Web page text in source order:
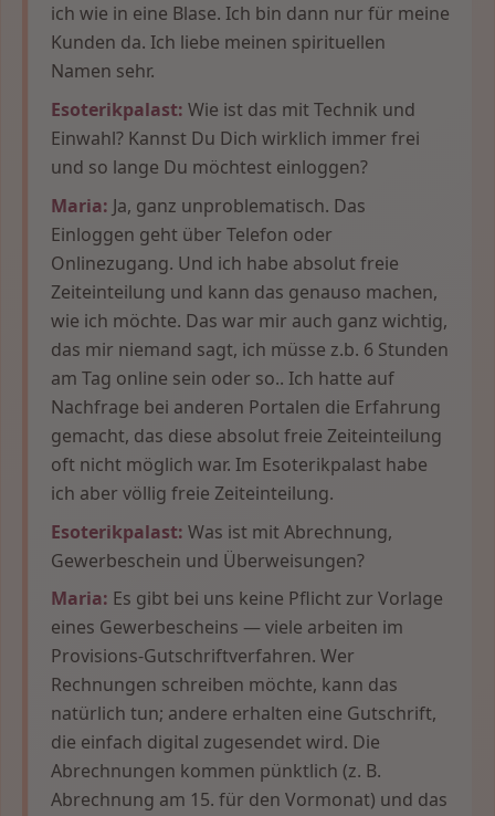
ich wie in eine Blase. Ich bin dann nur für meine
Kunden da. Ich liebe meinen spirituellen
Namen sehr.
Esoterikpalast: Wie ist das mit Technik und
Einwahl? Kannst Du Dich wirklich immer frei
und so lange Du möchtest einloggen?
Maria: Ja, ganz unproblematisch. Das
Einloggen geht über Telefon oder
Onlinezugang. Und ich habe absolut freie
Zeiteinteilung und kann das genauso machen,
wie ich möchte. Das war mir auch ganz wichtig,
das mir niemand sagt, ich müsse z.b. 6 Stunden
am Tag online sein oder so.. Ich hatte auf
Nachfrage bei anderen Portalen die Erfahrung
gemacht, das diese absolut freie Zeiteinteilung
oft nicht möglich war. Im Esoterikpalast habe
ich aber völlig freie Zeiteinteilung.
Esoterikpalast: Was ist mit Abrechnung,
Gewerbeschein und Überweisungen?
Maria: Es gibt bei uns keine Pflicht zur Vorlage
eines Gewerbescheins — viele arbeiten im
Provisions-Gutschriftverfahren. Wer
Rechnungen schreiben möchte, kann das
natürlich tun; andere erhalten eine Gutschrift,
die einfach digital zugesendet wird. Die
Abrechnungen kommen pünktlich (z. B.
Abrechnung am 15. für den Vormonat) und das